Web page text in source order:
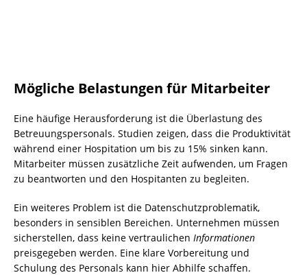
Mögliche Belastungen für Mitarbeiter
Eine häufige Herausforderung ist die Überlastung des
Betreuungspersonals. Studien zeigen, dass die Produktivität
während einer Hospitation um bis zu 15% sinken kann.
Mitarbeiter müssen zusätzliche Zeit aufwenden, um Fragen
zu beantworten und den Hospitanten zu begleiten.
Ein weiteres Problem ist die Datenschutzproblematik,
besonders in sensiblen Bereichen. Unternehmen müssen
sicherstellen, dass keine vertraulichen Informationen
preisgegeben werden. Eine klare Vorbereitung und
Schulung des Personals kann hier Abhilfe schaffen.